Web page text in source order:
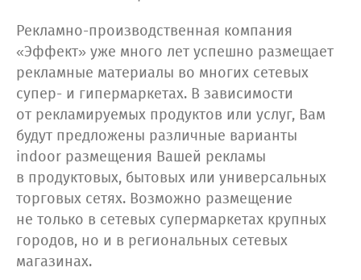
Рекламно-производственная компания
«Эффект» уже много лет успешно размещает
рекламные материалы во многих сетевых
супер- и гипермаркетах. В зависимости
от рекламируемых продуктов или услуг, Вам
будут предложены различные варианты
indoor размещения Вашей рекламы
в продуктовых, бытовых или универсальных
торговых сетях. Возможно размещение
не только в сетевых супермаркетах крупных
городов, но и в региональных сетевых
магазинах.